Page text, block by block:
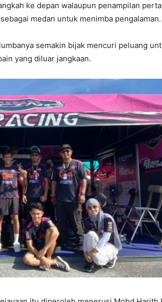
ke depan walaupun penampilan
medan untuk menimba pengalaman.
semakin bijak mencuri peluang
yang diluar jangkaan.